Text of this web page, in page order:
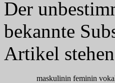
Der
bekannte
Artikel
maskulinin feminin